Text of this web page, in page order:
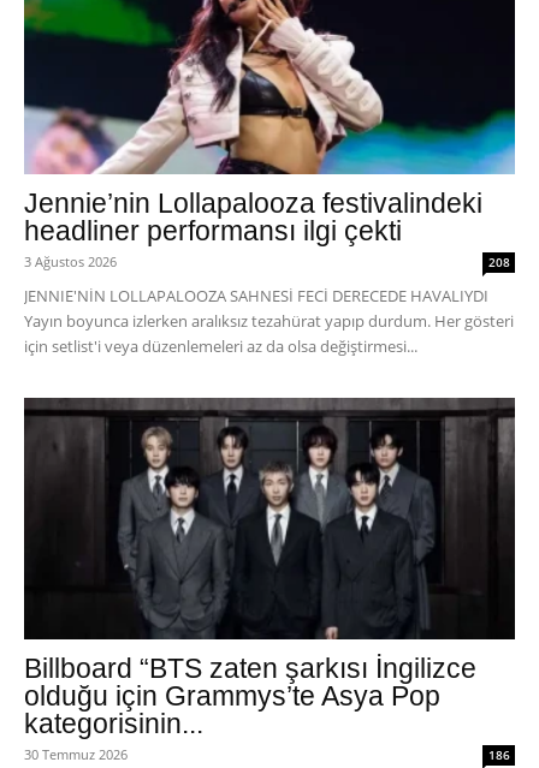
Jennie’nin Lollapalooza festivalindeki
headliner performansı ilgi çekti
3 Ağustos 2026 208
JENNIE'NİN LOLLAPALOOZA SAHNESİ FECİ DERECEDE HAVALIYDI
Yayın boyunca izlerken aralıksız tezahürat yapıp durdum. Her gösteri
için setlist'i veya düzenlemeleri az da olsa değiştirmesi...
Billboard “BTS zaten şarkısı İngilizce
olduğu için Grammys’te Asya Pop
kategorisinin...
30 Temmuz 2026 186